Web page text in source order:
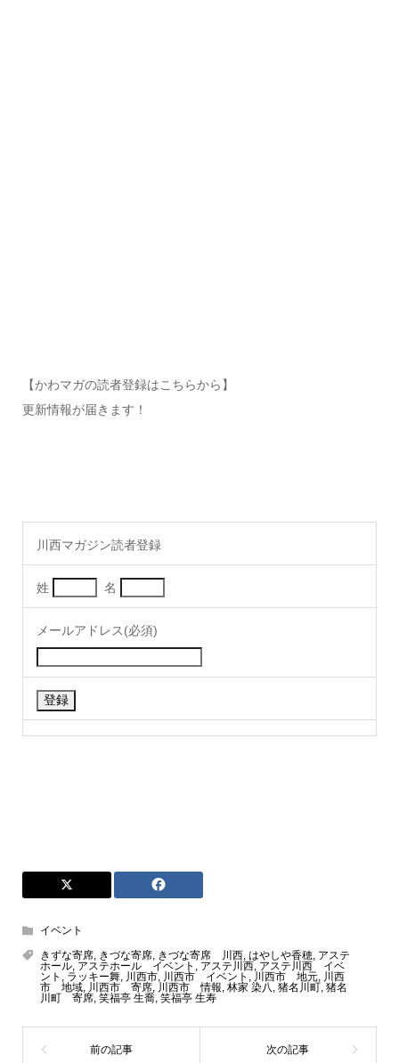
【かわマガの読者登録はこちらから】
更新情報が届きます！
川西マガジン読者登録
姓 名
メールアドレス(必須)
イベント
きずな寄席, きづな寄席, きづな寄席 川西, はやしや香穂, アステ
ホール, アステホール イベント , アステ川西, アステ川西 イベ
ント , ラッキー舞, 川西市, 川西市 イベント , 川西市 地元, 川西
市 地域, 川西市 寄席, 川西市 情報, 林家 染八, 猪名川町, 猪名
川町 寄席, 笑福亭 生喬, 笑福亭 生寿